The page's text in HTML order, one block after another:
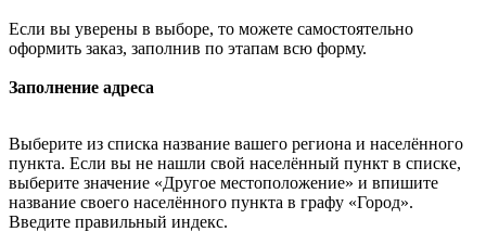
Если вы уверены в выборе, то можете самостоятельно
оформить заказ, заполнив по этапам всю форму.
Заполнение адреса
Выберите из списка название вашего региона и населённого
пункта. Если вы не нашли свой населённый пункт в списке,
выберите значение «Другое местоположение» и впишите
название своего населённого пункта в графу «Город».
Введите правильный индекс.